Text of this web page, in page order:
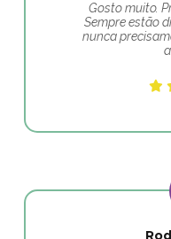
Gosto muito.
Sempre estão
nunca